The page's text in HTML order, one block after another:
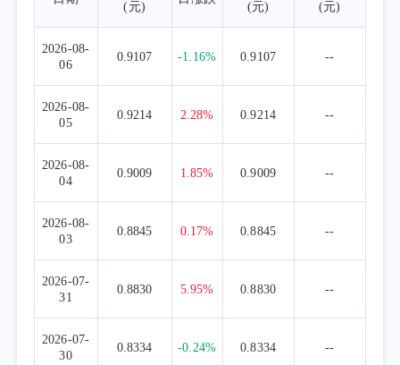
(元)
(元)
(元)
2026-08-
06
0.9107 -1.16% 0.9107 --
2026-08-
05
0.9214 2.28% 0.9214 --
2026-08-
04
0.9009 1.85% 0.9009 --
2026-08-
03
0.8845 0.17% 0.8845 --
2026-07-
31
0.8830 5.95% 0.8830 --
2026-07-
30
0.8334 -0.24% 0.8334 --